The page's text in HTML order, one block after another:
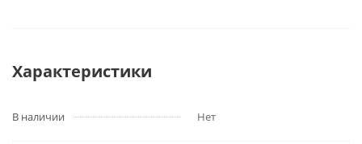
Характеристики
В наличии Нет